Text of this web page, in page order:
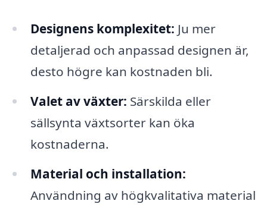
Designens komplexitet: Ju mer
detaljerad och anpassad designen är,
desto högre kan kostnaden bli.
Valet av växter: Särskilda eller
sällsynta växtsorter kan öka
kostnaderna.
Material och installation:
Användning av högkvalitativa material